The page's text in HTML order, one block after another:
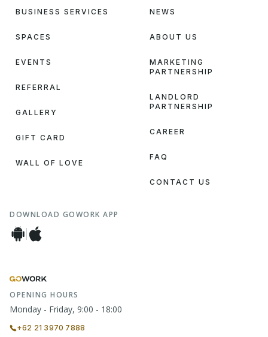
BUSINESS SERVICES
SPACES
EVENTS
REFERRAL
GALLERY
GIFT CARD
WALL OF LOVE
NEWS
ABOUT US
MARKETING
PARTNERSHIP
LANDLORD
PARTNERSHIP
CAREER
FAQ
CONTACT US
DOWNLOAD GOWORK APP
OPENING HOURS
Monday - Friday, 9:00 - 18:00
+62 21 3970 7888